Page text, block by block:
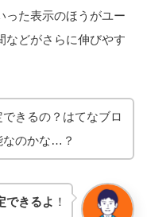
った表示のほうがユー
などがさらに伸びやす
きるの？はてなブロ
なのかな…？
できるよ ！